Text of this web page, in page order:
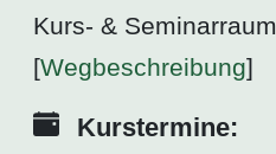
Kurs- & Seminarraum
[Wegbeschreibung]
Kurstermine: